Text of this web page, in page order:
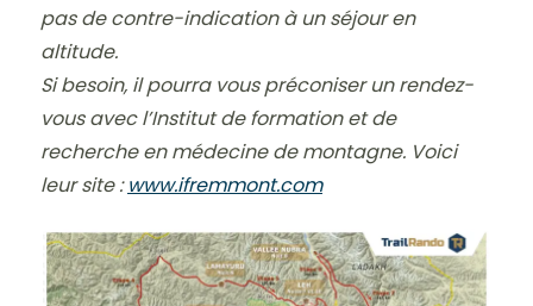
pas de contre-indication à un séjour en
altitude.
Si besoin, il pourra vous préconiser un rendez-
vous avec l’Institut de formation et de
recherche en médecine de montagne. Voici
leur site :www.ifremmont.com